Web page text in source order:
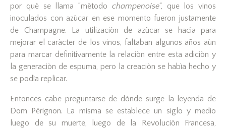
por què se llama “mètodo champenoise“, que los vinos
inoculados con azùcar en ese momento fueron justamente
de Champagne. La utilizaciòn de azùcar se hacìa para
mejorar el caràcter de los vinos, faltaban algunos años aùn
para marcar definitivamente la relaciòn entre esta adiciòn y
la generaciòn de espuma, pero la creaciòn se habìa hecho y
se podìa replicar.
Entonces cabe preguntarse de dònde surge la leyenda de
Dom Pèrignon. La misma se establece un siglo y medio
luego de su muerte, luego de la Revoluciòn Francesa,